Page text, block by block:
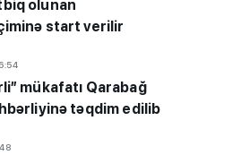
olunan
start verilir
mükafatı Qarabağ
təqdim edilib